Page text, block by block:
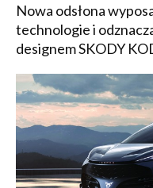
Nowa odsłona
technologie i
designem SKODY